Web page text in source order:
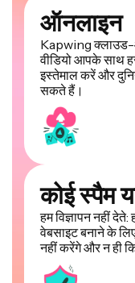
ऑनलाइन
Kapwing क्लाउड-
वीडियो आपके साथ
इस्तेमाल करें और
सकते हैं।
कोई स्पैम
हम विज्ञापन नहीं
वेबसाइट बनाने के
नहीं करेंगे और न ही